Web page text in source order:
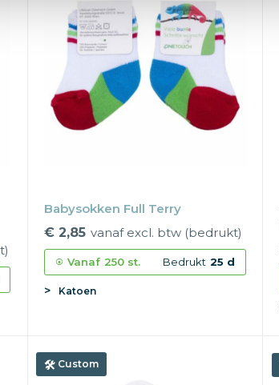
Babysokken Full Terry
€ 2,85 vanaf excl. btw (bedrukt)
Vanaf 250 st. Bedrukt 25 d
Katoen
Custom